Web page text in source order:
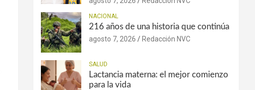
NACIONAL
216 años de una historia que continúa
agosto 7, 2026 Redacción NVC
SALUD
Lactancia materna: el mejor comienzo
para la vida